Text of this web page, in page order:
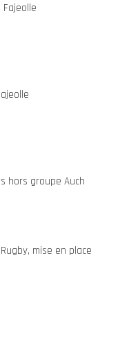
Fajeolle
hors groupe Auch
mise en place